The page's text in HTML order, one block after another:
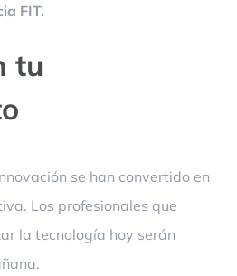
FIT.
tu
se han convertido en
Los profesionales que
la tecnología hoy serán